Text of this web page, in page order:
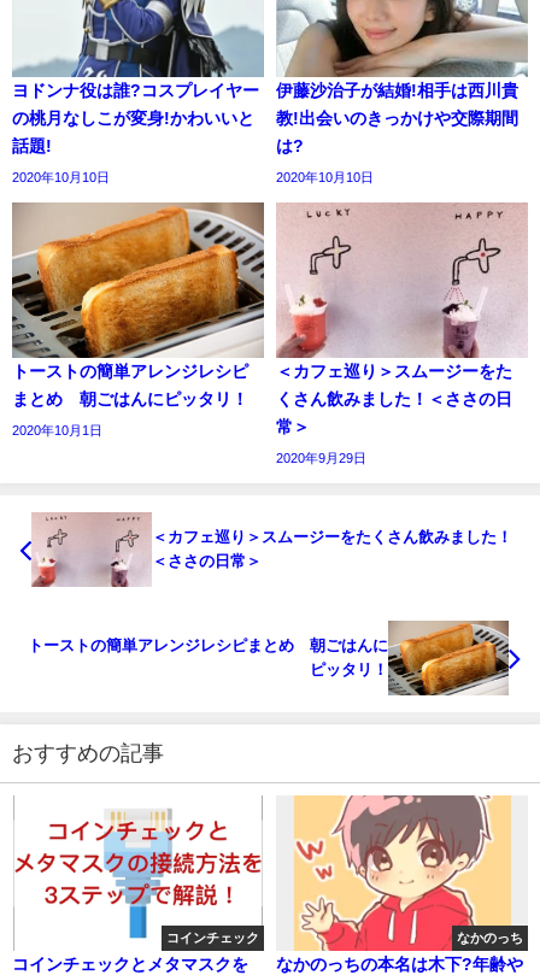
ヨドンナ役は誰?コスプレイヤー
の桃月なしこが変身!かわいいと
話題!
2020年10月10日
伊藤沙治子が結婚!相手は西川貴
教!出会いのきっかけや交際期間
は?
2020年10月10日
トーストの簡単アレンジレシピ
まとめ 朝ごはんにピッタリ！
2020年10月1日
＜カフェ巡り＞スムージーをた
くさん飲みました！＜ささの日
常＞
2020年9月29日
＜カフェ巡り＞スムージーをたくさん飲みました！
＜ささの日常＞
トーストの簡単アレンジレシピまとめ 朝ごはんに
ピッタリ！
おすすめの記事
コインチェック
コインチェックとメタマスクを
なかのっち
なかのっちの本名は木下?年齢や